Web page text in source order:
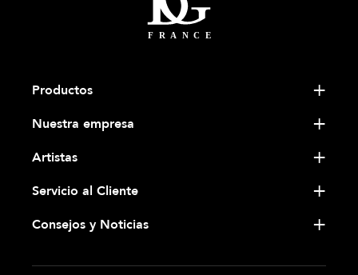
Productos
Nuestra empresa
Artistas
Servicio al Cliente
Consejos y Noticias